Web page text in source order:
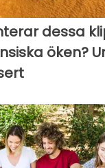
dessa
öken?